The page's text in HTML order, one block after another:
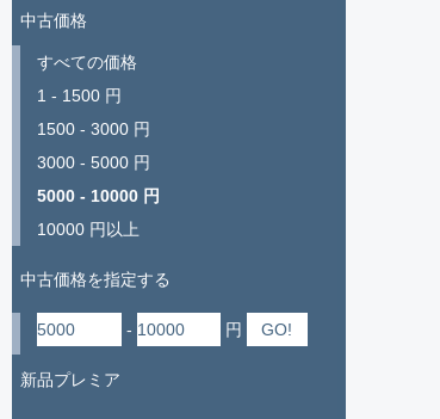
中古価格
すべての価格
1 - 1500 円
1500 - 3000 円
3000 - 5000 円
5000 - 10000 円
10000 円以上
中古価格を指定する
- 円
新品プレミア